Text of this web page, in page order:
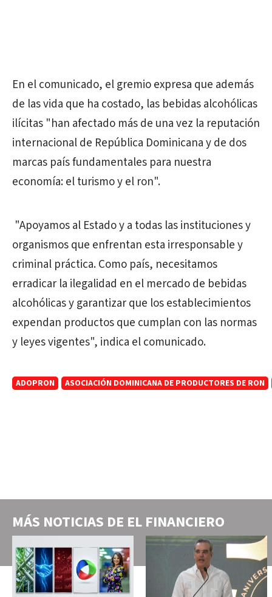
En el comunicado, el gremio expresa que además
de las vida que ha costado, las bebidas alcohólicas
ilícitas "han afectado más de una vez la reputación
internacional de República Dominicana y de dos
marcas país fundamentales para nuestra
economía: el turismo y el ron".
"Apoyamos al Estado y a todas las instituciones y
organismos que enfrentan esta irresponsable y
criminal práctica. Como país, necesitamos
erradicar la ilegalidad en el mercado de bebidas
alcohólicas y garantizar que los establecimientos
expendan productos que cumplan con las normas
y leyes vigentes", indica el comunicado.
ADOPRON ASOCIACIÓN DOMINICANA DE PRODUCTORES DE RON
MÁS NOTICIAS DE EL FINANCIERO